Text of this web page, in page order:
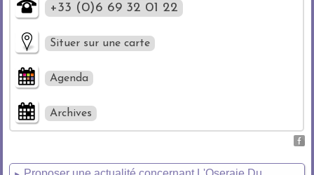
+33 (0)6 69 32 01 22
Situer sur une carte
Agenda
Archives